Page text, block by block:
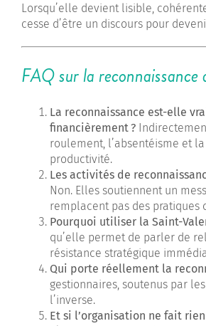
Lorsqu’elle devient lisible,
cesse d’être un discours pour
FAQ sur la reconnaissance
La reconnaissance est-elle
financièrement?
roulement, l’absentéisme et
productivité.
Les activités de
Non. Elles soutiennent un
remplacent pas des pratiques
Pourquoi utiliser la Saint-
qu’elle permet de parler de
résistance stratégique
Qui porte réellement la
gestionnaires, soutenus par
l’inverse.
Et si l’organisation ne fait rien